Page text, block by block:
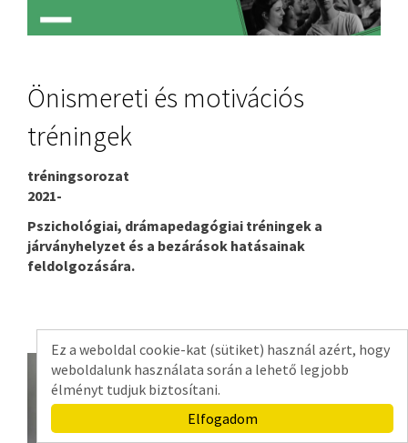
Önismereti és motivációs
tréningek
tréningsorozat
2021-
Pszichológiai, drámapedagógiai tréningek a
járványhelyzet és a bezárások hatásainak
feldolgozására.
Ez a weboldal cookie-kat (sütiket) használ azért, hogy
weboldalunk használata során a lehető legjobb
élményt tudjuk biztosítani.
Elfogadom